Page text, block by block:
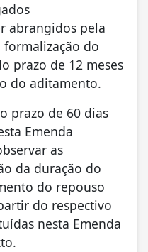
abrangidos pela
do
prazo de 12 meses
do aditamento.
prazo de 60 dias
Emenda
as
da duração do
do repouso
do respectivo
nesta Emenda